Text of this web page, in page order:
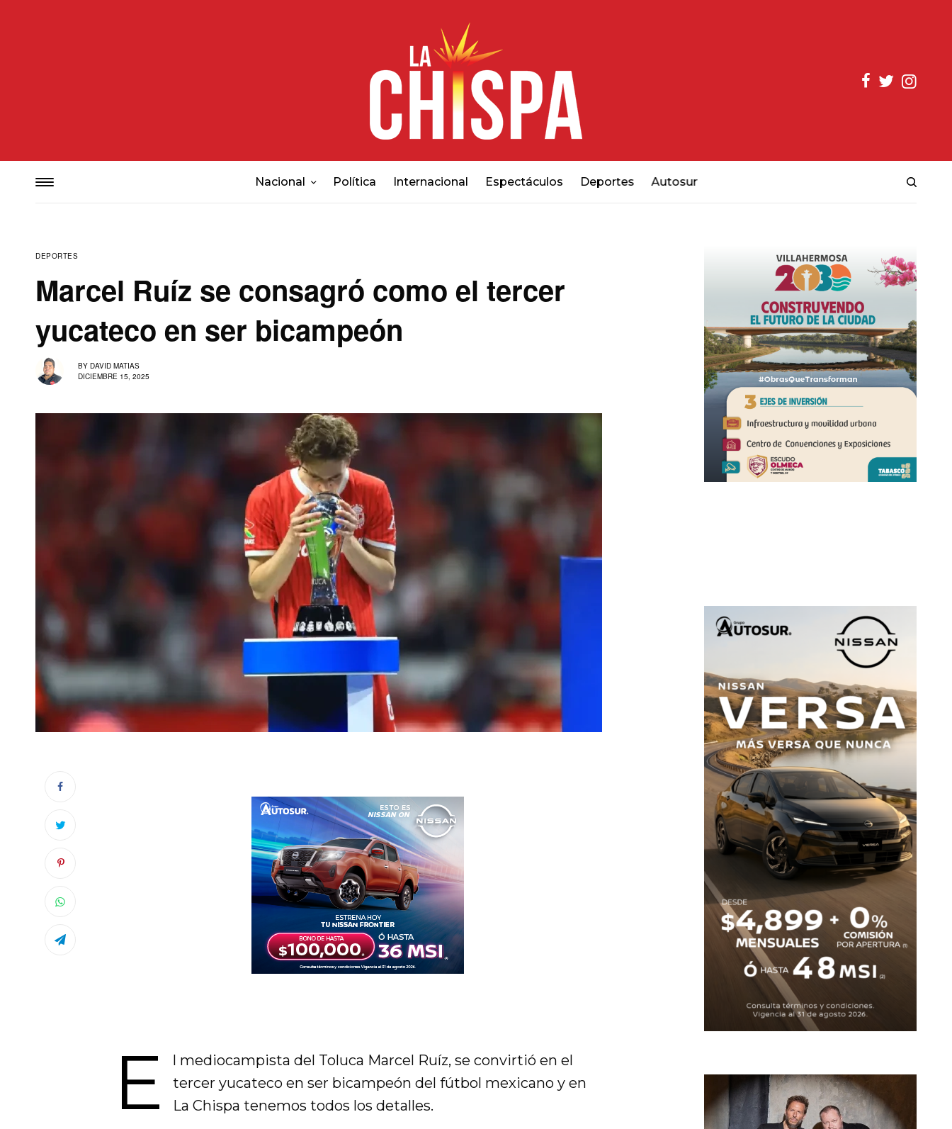
Nacional Política Internacional Espectáculos Deportes Autosur
DEPORTES
Marcel Ruíz se consagró como el tercer
yucateco en ser bicampeón
BY DAVID MATIAS
DICIEMBRE 15, 2025
E
l mediocampista del Toluca Marcel Ruíz, se convirtió en el
tercer yucateco en ser bicampeón del fútbol mexicano y en
La Chispa tenemos todos los detalles.